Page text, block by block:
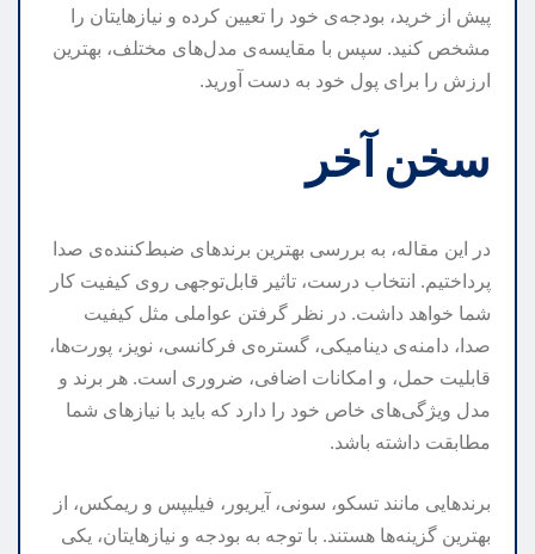
پیش از خرید، بودجه‌ی خود را تعیین کرده و نیازهایتان را
مشخص کنید. سپس با مقایسه‌ی مدل‌های مختلف، بهترین
ارزش را برای پول خود به دست آورید.
سخن آخر
در این مقاله، به بررسی بهترین برندهای ضبط‌کننده‌ی صدا
پرداختیم. انتخاب درست، تاثیر قابل‌توجهی روی کیفیت کار
شما خواهد داشت. در نظر گرفتن عواملی مثل کیفیت
صدا، دامنه‌ی دینامیکی، گستره‌ی فرکانسی، نویز، پورت‌ها،
قابلیت حمل، و امکانات اضافی، ضروری است. هر برند و
مدل ویژگی‌های خاص خود را دارد که باید با نیازهای شما
مطابقت داشته باشد.
برندهایی مانند تسکو، سونی، آیریور، فیلیپس و ریمکس، از
بهترین گزینه‌ها هستند. با توجه به بودجه و نیازهایتان، یکی